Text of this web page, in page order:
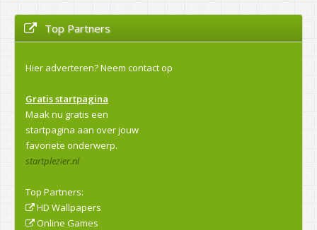
Top Partners
Hier adverteren?Neem contact op
Gratis startpagina
Maak nu gratis een
startpagina aan over jouw
favoriete onderwerp.
startplezier.nl
Top Partners:
HD Wallpapers
Online Games